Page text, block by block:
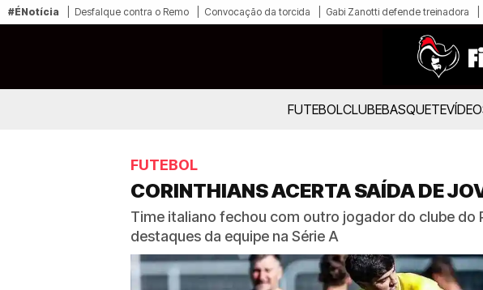
#ÉNotícia Desfalque contra o Remo Convocação da torcida Gabi Zanotti defende treinadora
FUTEBOLCLUBEBASQUETE
FUTEBOL
CORINTHIANS ACERTA SAÍDA DE
Time italiano fechou com outro jogador do clube
destaques da equipe na Série A